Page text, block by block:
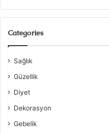
Categories
Sağlık
Güzellik
Diyet
Dekorasyon
Gebelik